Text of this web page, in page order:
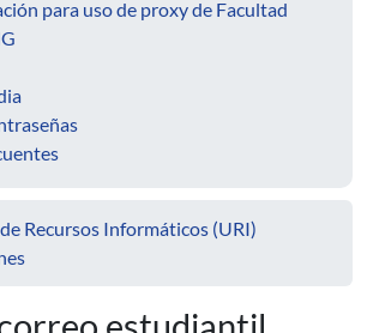
para uso de proxy de Facultad
Recursos Informáticos (URI)